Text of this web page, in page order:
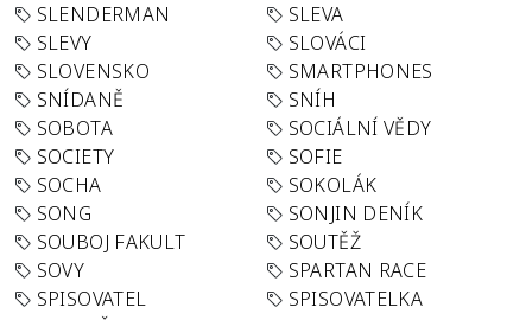
SLENDERMAN
SLEVA
SLEVY
SLOVÁCI
SLOVENSKO
SMARTPHONES
SNÍDANĚ
SNÍH
SOBOTA
SOCIÁLNÍ VĚDY
SOCIETY
SOFIE
SOCHA
SOKOLÁK
SONG
SONJIN DENÍK
SOUBOJ FAKULT
SOUTĚŽ
SOVY
SPARTAN RACE
SPISOVATEL
SPISOVATELKA